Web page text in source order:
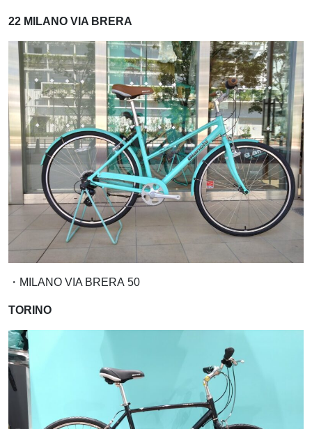
22 MILANO VIA BRERA
・MILANO VIA BRERA 50
TORINO